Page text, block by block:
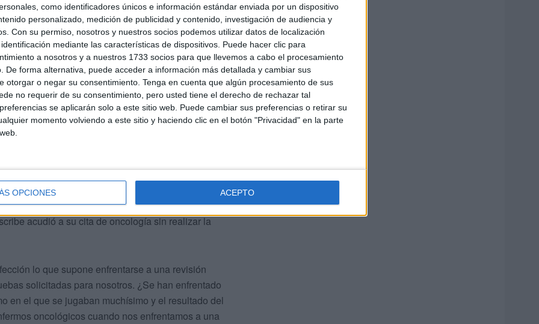
como identificadores únicos e información estándar enviada por un dispositivo
personalizado, medición de publicidad y contenido, investigación de audiencia y
Con su permiso, nosotros y nuestros socios podemos utilizar datos de localización
mediante las características de dispositivos. Puede hacer clic para
a nosotros y a nuestros 1733 socios para que llevemos a cabo el procesamiento
De forma alternativa, puede acceder a información más detallada y cambiar sus
otorgar o negar su consentimiento. Tenga en cuenta que algún procesamiento de sus
no requerir de su consentimiento, pero usted tiene el derecho de rechazar tal
se aplicarán solo a este sitio web. Puede cambiar sus preferencias o retirar su
momento volviendo a este sitio y haciendo clic en el botón "Privacidad" en la parte
OPCIONES ACEPTO
Este es un término, que me llama
de cum laude, sobre la “agenda cerrada” sanitaria
en el estudio y análisis, similitudes con el
de D. Mariano José de Larra.
y preocupa, efectivamente, llegó el día de la revisión (7
no solamente no abrió la famosa agenda, ni
acudió a su cita de oncología sin realizar la
lo que supone enfrentarse a una revisión
solicitadas para nosotros. ¿Se han enfrentado
en el que se jugaban muchísimo y el resultado del
oncológicos cuando nos enfrentamos a una